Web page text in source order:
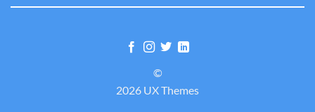
©
2026 UX Themes